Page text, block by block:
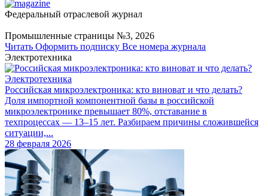
Федеральный отраслевой журнал
Промышленные страницы №3, 2026
Читать Оформить подписку Все номера журнала
Электротехника
Электротехника
Российская микроэлектроника: кто виноват и что делать?
Доля импортной компонентной базы в российской
микроэлектронике превышает 80%, отставание в
техпроцессах — 13–15 лет. Разбираем причины сложившейся
ситуации,...
28 февраля 2026